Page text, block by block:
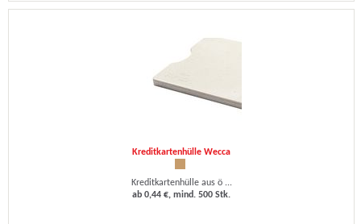
Kreditkartenhülle Wecca
Kreditkartenhülle aus ö ...
ab 0,44 €, mind. 500 Stk.